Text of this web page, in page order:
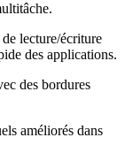
.
lecture/écriture
des applications.
des bordures
améliorés dans